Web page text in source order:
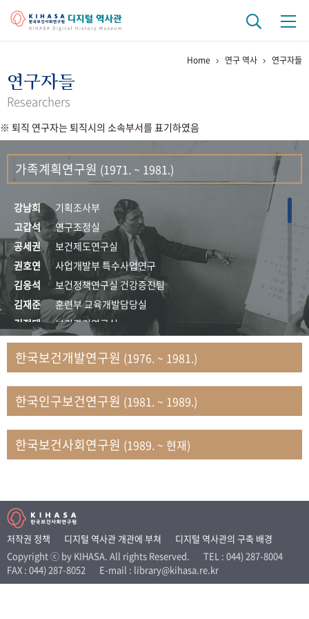
걸어온 길 기관 변천사
연구 역사
정책과 연구 키워드로 보는 연구 역사
연구자들
간행물 변천사
기록물 아카이브
사진 아카이브 문서 기록물 행정박물 영상 기록물
50+1주년 기념
성과 50선 숫자로 보는 50년
세계와 함께 한 KIHASA
VR 역사관
Home 연구 역사 연구자들
연구자들
Researchers
※ 퇴직 연구자는 퇴직시의 소속부서를 표기하였음
가족계획연구원 (1971. ~ 1981.)
강남희
기획조사부
고갑석
연구조정실
공세권
보건제도연구실
권호연
사업개발부 특수사업연구
김응석
보건정책연구실 건강증진팀
김재준
훈련부 교육개발담당실
김정태
보건관리연구실
김지자
연구부 사회개발담당실
김태룡
조사평가부 연구과
문현상
가족복지연구실 인구가족연구팀
박인화
보건정책연구실
박재빈
연구부 인구역학담당실
변종화
보건정책연구실 건강증진팀
송건용
보건정책연구실
송태민
정보통계연구실 빅데이터연구센터
신희설
사업개발부 국제협력연구실
이규식
의료보험연구실
이문기
훈련부
한국보건개발연구원 (1976. ~ 1981.)
한국인구보건연구원 (1981. ~ 1989.)
한국보건사회연구원 (1989. ~ 현재)
저작권 정책 디지털 역사관 개관에 부쳐
디지털 역사관의 구축 배경
Copyright ⓒ by KIHASA. All rights Reserved.
TEL : 044) 287-8004
FAX : 044) 287-8052
E-mail : library@kihasa.re.kr